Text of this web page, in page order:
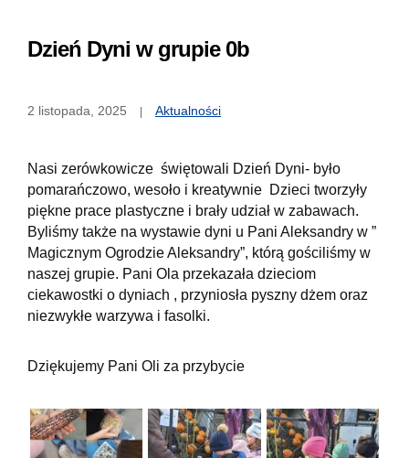
Dzień Dyni w grupie 0b
2 listopada, 2025 Aktualności
Nasi zerówkowicze świętowali Dzień Dyni- było
pomarańczowo, wesoło i kreatywnie Dzieci tworzyły
piękne prace plastyczne i brały udział w zabawach.
Byliśmy także na wystawie dyni u Pani Aleksandry w ”
Magicznym Ogrodzie Aleksandry”, którą gościliśmy w
naszej grupie. Pani Ola przekazała dzieciom
ciekawostki o dyniach , przyniosła pyszny dżem oraz
niezwykłe warzywa i fasolki.
Dziękujemy Pani Oli za przybycie